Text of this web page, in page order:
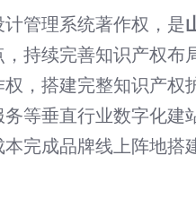
管理系统著作权，是
持续完善知识产权布
，搭建完整知识产权
等垂直行业数字化建
完成品牌线上阵地搭